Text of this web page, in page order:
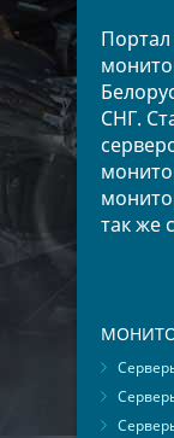
Портал
СНГ.
так же